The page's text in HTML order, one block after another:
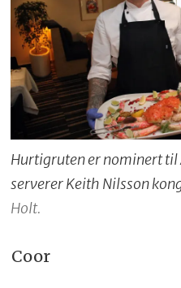
Hurtigruten er nominert til
serverer Keith Nilsson
Holt.
Coor